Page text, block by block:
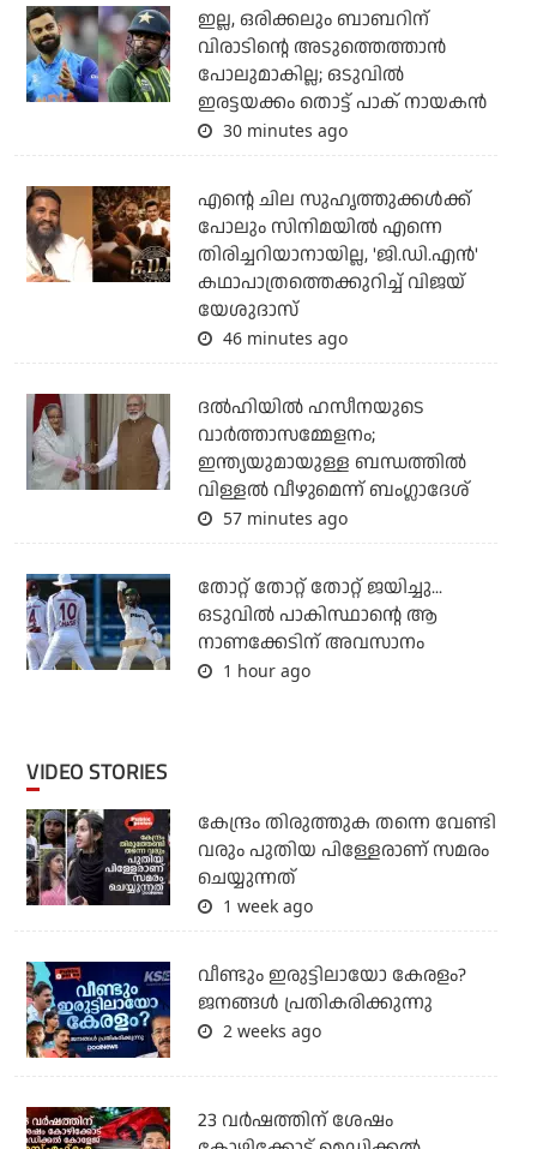
ഇല്ല, ഒരിക്കലും ബാബറിന്
വിരാടിന്റെ അടുത്തെത്താന്‍
പോലുമാകില്ല; ഒടുവില്‍
ഇരട്ടയക്കം തൊട്ട് പാക് നായകന്‍
30 minutes ago
എന്റെ ചില സുഹൃത്തുക്കൾക്ക്
പോലും സിനിമയിൽ എന്നെ
തിരിച്ചറിയാനായില്ല, 'ജി.ഡി.എൻ'
കഥാപാത്രത്തെക്കുറിച്ച് വിജയ്
യേശുദാസ്
46 minutes ago
ദല്‍ഹിയില്‍ ഹസീനയുടെ
വാര്‍ത്താസമ്മേളനം;
ഇന്ത്യയുമായുള്ള ബന്ധത്തില്‍
വിള്ളല്‍ വീഴുമെന്ന് ബംഗ്ലാദേശ്
57 minutes ago
തോറ്റ് തോറ്റ് തോറ്റ് ജയിച്ചു...
ഒടുവില്‍ പാകിസ്ഥാന്റെ ആ
നാണക്കേടിന് അവസാനം
1 hour ago
VIDEO STORIES
കേന്ദ്രം തിരുത്തുക തന്നെ വേണ്ടി
വരും പുതിയ പിള്ളേരാണ് സമരം
ചെയ്യുന്നത്
1 week ago
വീണ്ടും ഇരുട്ടിലായോ കേരളം?
ജനങ്ങൾ പ്രതികരിക്കുന്നു
2 weeks ago
23 വർഷത്തിന് ശേഷം